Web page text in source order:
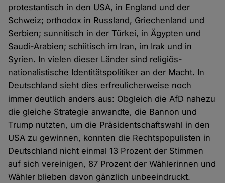
protestantisch in den USA, in England und der
Schweiz; orthodox in Russland, Griechenland und
Serbien; sunnitisch in der Türkei, in Ägypten und
Saudi-Arabien; schiitisch im Iran, im Irak und in
Syrien. In vielen dieser Länder sind religiös-
nationalistische Identitätspolitiker an der Macht. In
Deutschland sieht dies erfreulicherweise noch
immer deutlich anders aus: Obgleich die AfD nahezu
die gleiche Strategie anwandte, die Bannon und
Trump nutzten, um die Präsidentschaftswahl in den
USA zu gewinnen, konnten die Rechtspopulisten in
Deutschland nicht einmal 13 Prozent der Stimmen
auf sich vereinigen, 87 Prozent der Wählerinnen und
Wähler blieben davon gänzlich unbeeindruckt.